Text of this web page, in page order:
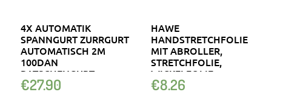
4X AUTOMATIK
SPANNGURT ZURRGURT
AUTOMATISCH 2M
100DAN
RATSCHENGURT
€27.90
HAWE
HANDSTRETCHFOLIE
MIT ABROLLER,
STRETCHFOLIE,
WICKELFOLIE,
UMZUGSFOLIE, 150M
€8.26